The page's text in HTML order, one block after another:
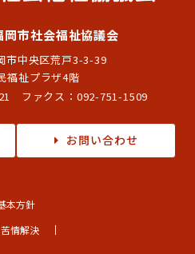
市社会福祉協議会
市中央区荒戸3-3-39
福祉プラザ4階
ファクス：092-751-1509
お問い合わせ
本方針
苦情解決